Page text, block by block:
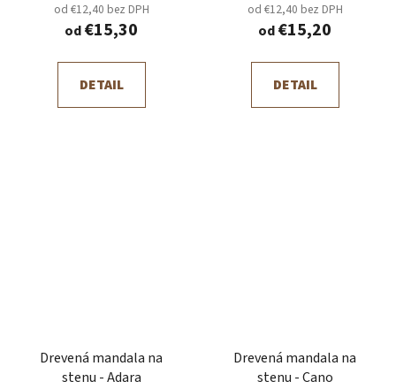
od €12,40 bez DPH
od€15,30
DETAIL
od €12,40 bez DPH
od€15,20
DETAIL
Drevená mandala na
stenu - Adara
Drevená mandala na
stenu - Cano